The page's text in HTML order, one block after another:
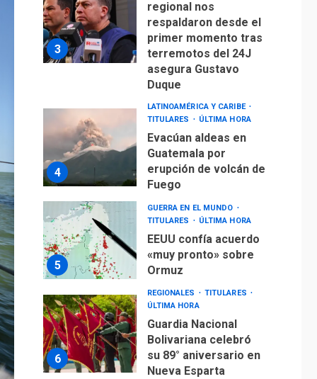
3
regional nos
respaldaron desde el
primer momento tras
terremotos del 24J
asegura Gustavo
Duque
4
LATINOAMÉRICA Y CARIBE
TITULARES
ÚLTIMA HORA
Evacúan aldeas en
Guatemala por
erupción de volcán de
Fuego
5
GUERRA EN EL MUNDO
TITULARES
ÚLTIMA HORA
EEUU confía acuerdo
«muy pronto» sobre
Ormuz
6
REGIONALES
TITULARES
ÚLTIMA HORA
Guardia Nacional
Bolivariana celebró
su 89° aniversario en
Nueva Esparta